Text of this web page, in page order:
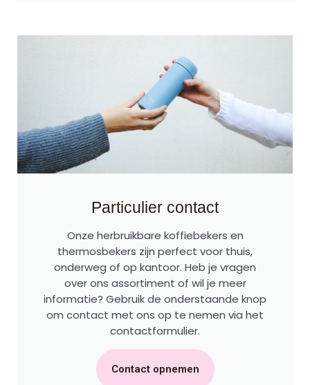
Particulier contact
Onze herbruikbare koffiebekers en
thermosbekers zijn perfect voor thuis,
onderweg of op kantoor. Heb je vragen
over ons assortiment of wil je meer
informatie? Gebruik de onderstaande knop
om contact met ons op te nemen via het
contactformulier.
Contact opnemen